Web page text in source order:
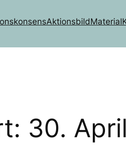
AktionsbildMaterial
30. April